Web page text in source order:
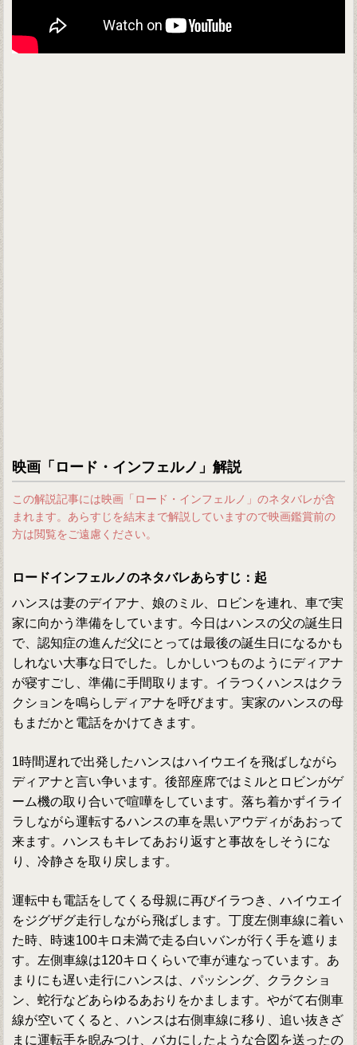
映画「ロード・インフェルノ」解説
この解説記事には映画「ロード・インフェルノ」のネタバレが含
まれます。あらすじを結末まで解説していますので映画鑑賞前の
方は閲覧をご遠慮ください。
ロードインフェルノのネタバレあらすじ：起
ハンスは妻のデイアナ、娘のミル、ロビンを連れ、車で実
家に向かう準備をしています。今日はハンスの父の誕生日
で、認知症の進んだ父にとっては最後の誕生日になるかも
しれない大事な日でした。しかしいつものようにディアナ
が寝すごし、準備に手間取ります。イラつくハンスはクラ
クションを鳴らしディアナを呼びます。実家のハンスの母
もまだかと電話をかけてきます。
1時間遅れで出発したハンスはハイウエイを飛ばしながら
ディアナと言い争います。後部座席ではミルとロビンがゲ
ーム機の取り合いで喧嘩をしています。落ち着かずイライ
ラしながら運転するハンスの車を黒いアウディがあおって
来ます。ハンスもキレてあおり返すと事故をしそうにな
り、冷静さを取り戻します。
運転中も電話をしてくる母親に再びイラつき、ハイウエイ
をジグザグ走行しながら飛ばします。丁度左側車線に着い
た時、時速100キロ未満で走る白いバンが行く手を遮りま
す。左側車線は120キロくらいで車が連なっています。あ
まりにも遅い走行にハンスは、パッシング、クラクショ
ン、蛇行などあらゆるあおりをかまします。やがて右側車
線が空いてくると、ハンスは右側車線に移り、追い抜きざ
まに運転手を睨みつけ、バカにしたような合図を送ったの